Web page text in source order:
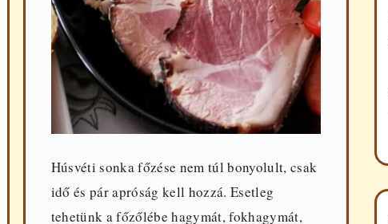
Húsvéti sonka főzése nem túl bonyolult, csak
idő és pár apróság kell hozzá. Esetleg
tehetünk a főzőlébe hagymát, fokhagymát,